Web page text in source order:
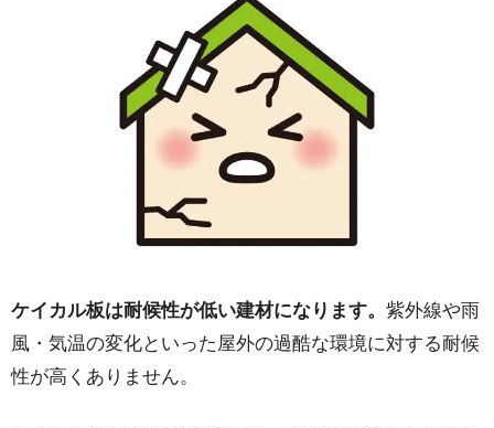
ケイカル板は耐候性が低い建材になります。 紫外線や雨
風・気温の変化といった屋外の過酷な環境に対する耐候
性が高くありません。